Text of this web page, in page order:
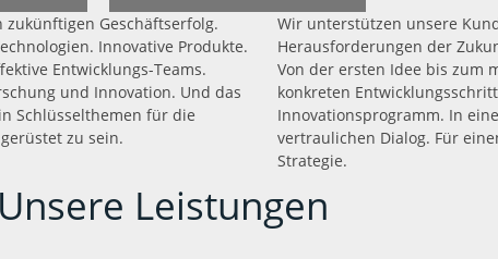
Geschäftserfolg.
Innovative Produkte.
Entwicklungs-Teams.
und Innovation. Und das
Schlüsselthemen für die
zu sein.
Wir unterstützen unsere
Herausforderungen der
Von der ersten Idee bis zum
konkreten
Innovationsprogramm. In
vertraulichen Dialog. Für
Strategie.
Unsere Leistungen